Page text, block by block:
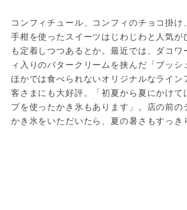
コンフィチュール、コンフィのチョコ掛
手柑を使ったスイーツはじわじわと人気が
も定着しつつあるとか。最近では、ダコワ
ィ入りのバタークリームを挟んだ「ブッシ
ほかでは食べられないオリジナルなライン
客さまにも大好評。「初夏から夏にかけて
プを使ったかき氷もあります」。店の前の
かき氷をいただいたら、夏の暑さもすっき